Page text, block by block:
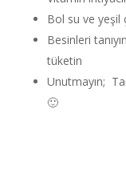
Bol su ve yeşil
Besinleri
tüketin
Unutmayın;
🙂